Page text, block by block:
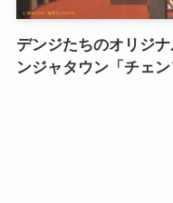
デンジたちのオリジ
ンジャタウン「チェ